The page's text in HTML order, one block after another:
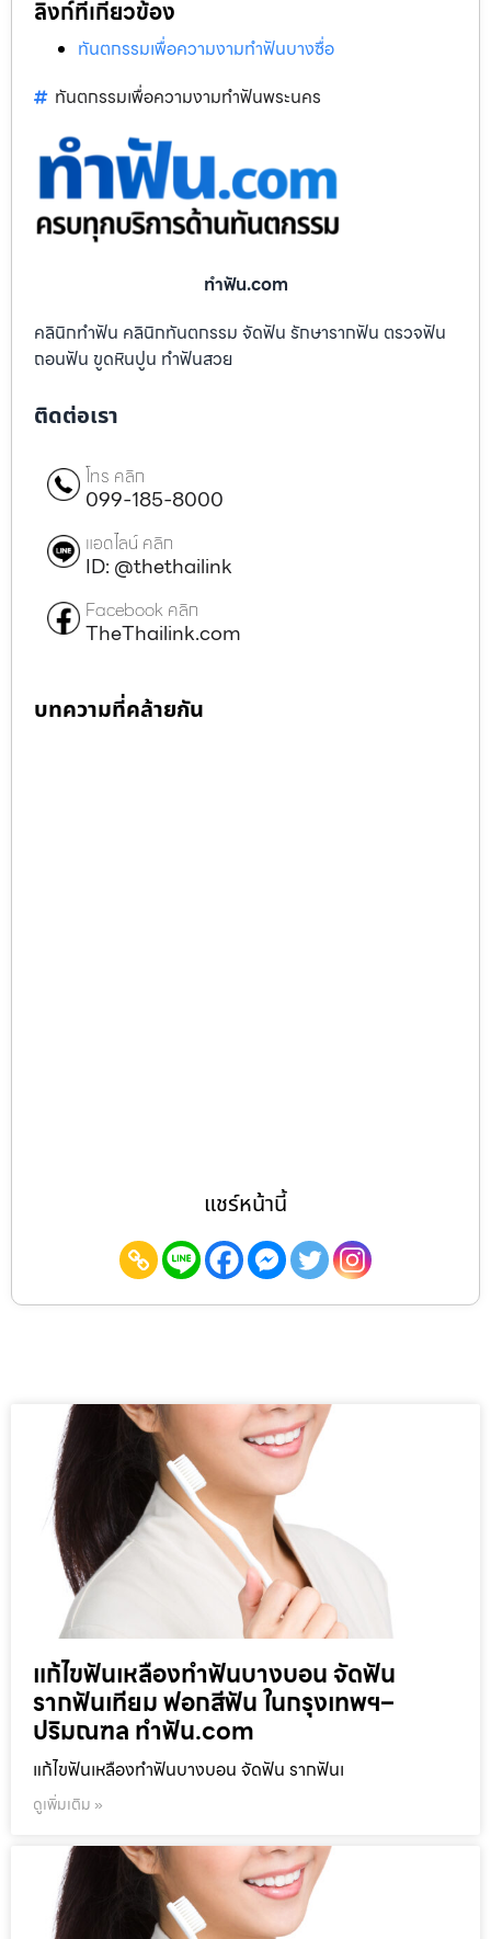
ลิงก์ที่เกี่ยวข้อง
ทันตกรรมเพื่อความงามทำฟันบางซื่อ
ทันตกรรมเพื่อความงามทำฟันพระนคร
ทําฟัน.com
คลินิกทำฟัน คลินิกทันตกรรม จัดฟัน รักษารากฟัน ตรวจฟัน
ถอนฟัน ขูดหินปูน ทำฟันสวย
ติดต่อเรา
โทร คลิก
099-185-8000
แอดไลน์ คลิก
ID: @thethailink
Facebook คลิก
TheThailink.com
บทความที่คล้ายกัน
แชร์หน้านี้
แก้ไขฟันเหลืองทำฟันบางบอน จัดฟัน
รากฟันเทียม ฟอกสีฟัน ในกรุงเทพฯ–
ปริมณฑล ทำฟัน.com
แก้ไขฟันเหลืองทำฟันบางบอน จัดฟัน รากฟันเ
ดูเพิ่มเติม »